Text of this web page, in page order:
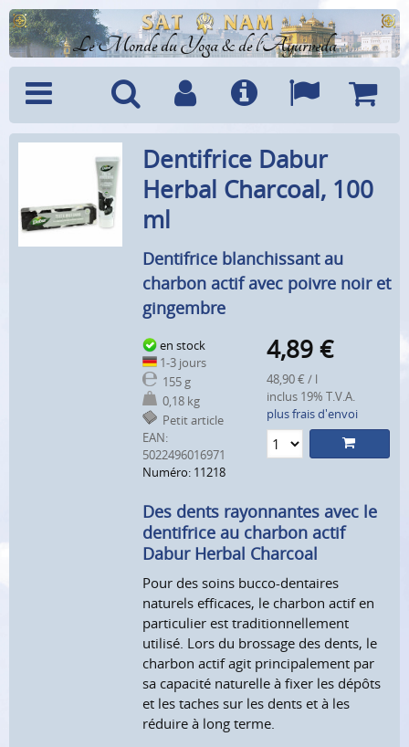
Le Monde du Yoga & de l'Ayurveda
Recherche
CompteInfo Langues
Dentifrice Dabur
Herbal Charcoal, 100
ml
Dentifrice blanchissant au
charbon actif avec poivre noir et
gingembre
en stock
1-3 jours
155 g
0,18 kg
Petit article
EAN:
5022496016971
Numéro: 11218
4,89 €
48,90 € / l
inclus 19% T.V.A.
plus frais d'envoi
Des dents rayonnantes avec le
dentifrice au charbon actif
Dabur Herbal Charcoal
Pour des soins bucco-dentaires
naturels efficaces, le charbon actif en
particulier est traditionnellement
utilisé. Lors du brossage des dents, le
charbon actif agit principalement par
sa capacité naturelle à fixer les dépôts
et les taches sur les dents et à les
réduire à long terme.